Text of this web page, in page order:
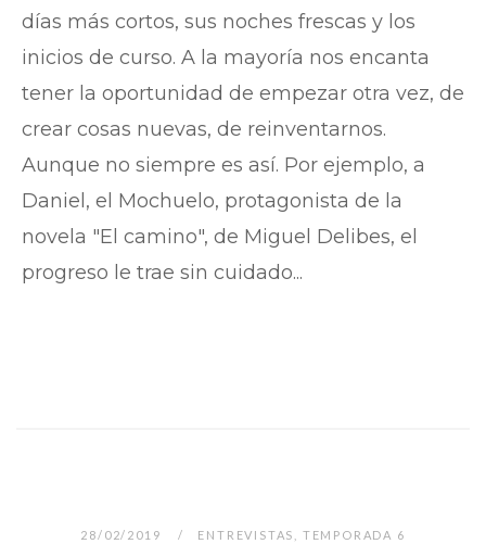
días más cortos, sus noches frescas y los
inicios de curso. A la mayoría nos encanta
tener la oportunidad de empezar otra vez, de
crear cosas nuevas, de reinventarnos.
Aunque no siempre es así. Por ejemplo, a
Daniel, el Mochuelo, protagonista de la
novela "El camino", de Miguel Delibes, el
progreso le trae sin cuidado...
28/02/2019 ENTREVISTAS TEMPORADA 6